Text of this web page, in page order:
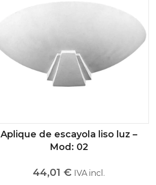
Aplique de escayola liso luz –
Mod: 02
44,01 € IVA incl.